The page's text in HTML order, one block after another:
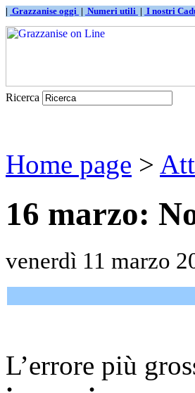
| Grazzanise oggi | Numeri utili | I nostri
Ricerca
Home page >
16 marzo:
venerdì 11 marzo
L’errore più